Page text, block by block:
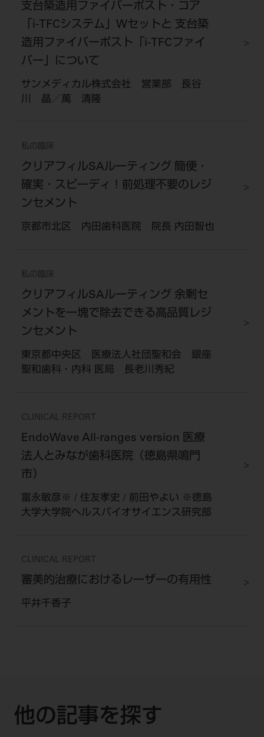
支台築造用ファイバーポスト・コア
「i-TFCシステム」Wセットと 支台築
造用ファイバーポスト「i-TFCファイ
バー」について
サンメディカル株式会社 営業部 長谷
川 晶／萬 清隆
私の臨床
クリアフィルSAルーティング 簡便・
確実・スピーディ！前処理不要のレジ
ンセメント
京都市北区 内田歯科医院 院長 内田智也
私の臨床
クリアフィルSAルーティング 余剰セ
メントを一塊で除去できる高品質レジ
ンセメント
東京都中央区 医療法人社団聖和会 銀座
聖和歯科・内科 医局 長老川秀紀
CLINICAL REPORT
EndoWave All-ranges version 医療
法人とみなが歯科医院（徳島県鳴門
市）
富永敏彦※ / 住友孝史 / 前田やよい ※徳島
大学大学院ヘルスバイオサイエンス研究部
CLINICAL REPORT
審美的治療におけるレーザーの有用性
平井千香子
他の記事を探す